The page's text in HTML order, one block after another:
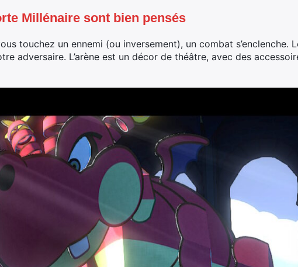
Millénaire sont bien pensés
touchez un ennemi (ou inversement), un combat s’enclenche.
adversaire. L’arène est un décor de théâtre, avec des